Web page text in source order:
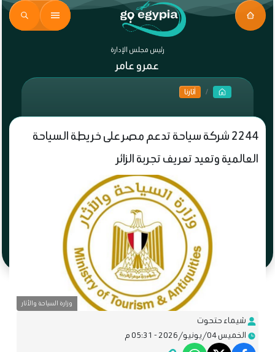
رئيس مجلس الإدارة
عمرو عامر
آثارنا
2244 شركة سياحة تدعم مصر على خريطة السياحة
العالمية وتعيد تعريف تجربة الزائر
وزارة السياحة والأثار
شيماء حتحوت
الخميس 04/يونيو/2026 - 05:31 م